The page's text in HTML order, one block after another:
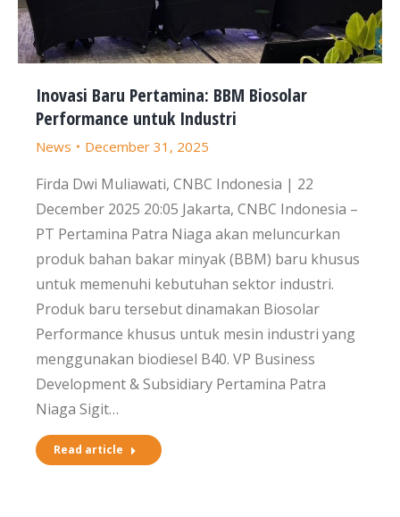
Inovasi Baru Pertamina: BBM Biosolar
Performance untuk Industri
News December 31, 2025
Firda Dwi Muliawati, CNBC Indonesia | 22
December 2025 20:05 Jakarta, CNBC Indonesia –
PT Pertamina Patra Niaga akan meluncurkan
produk bahan bakar minyak (BBM) baru khusus
untuk memenuhi kebutuhan sektor industri.
Produk baru tersebut dinamakan Biosolar
Performance khusus untuk mesin industri yang
menggunakan biodiesel B40. VP Business
Development & Subsidiary Pertamina Patra
Niaga Sigit…
Read article